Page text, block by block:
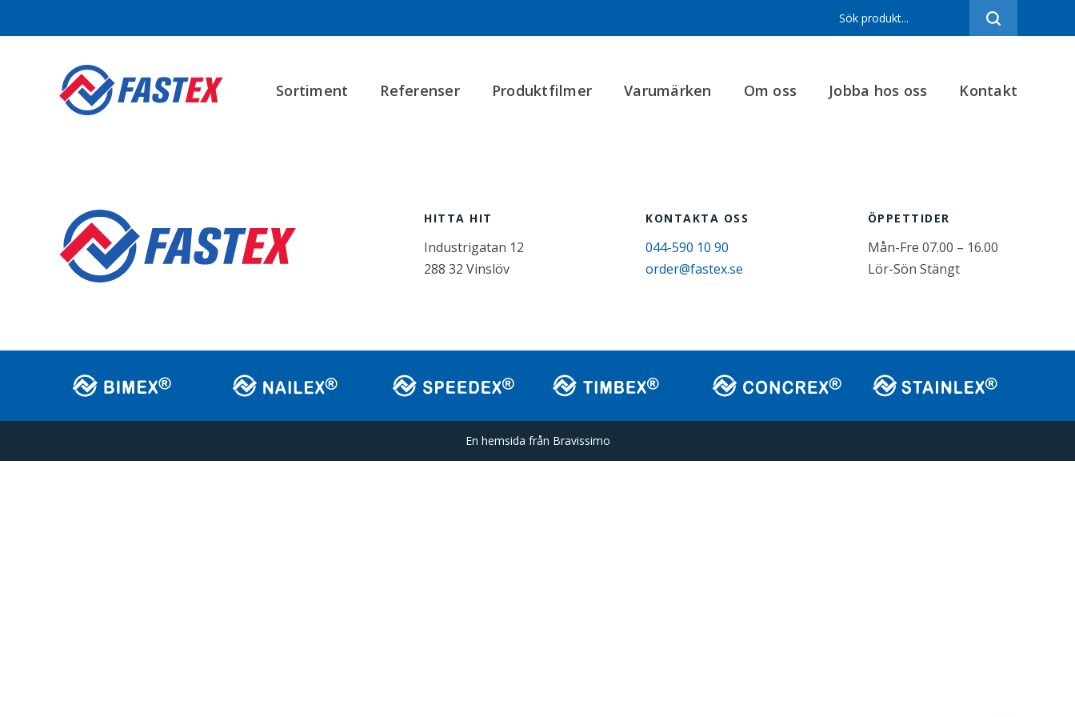
Sortiment Referenser Produktfilmer Varumärken Om oss Jobba hos oss Kontakt
HITTA HIT
Industrigatan 12
288 32 Vinslöv
KONTAKTA OSS
044-590 10 90
order@fastex.se
ÖPPETTIDER
Mån-Fre 07.00 – 16.00
Lör-Sön Stängt
En hemsida från Bravissimo
Sortiment
Kontakt